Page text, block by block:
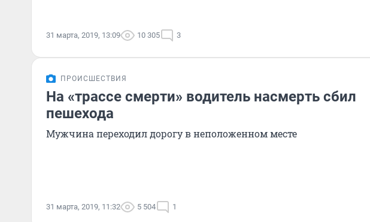
31 марта, 2019, 13:09 10 305 3
ПРОИСШЕСТВИЯ
На «трассе смерти» водитель насмерть сбил
пешехода
Мужчина переходил дорогу в неположенном месте
31 марта, 2019, 11:32 5 504 1